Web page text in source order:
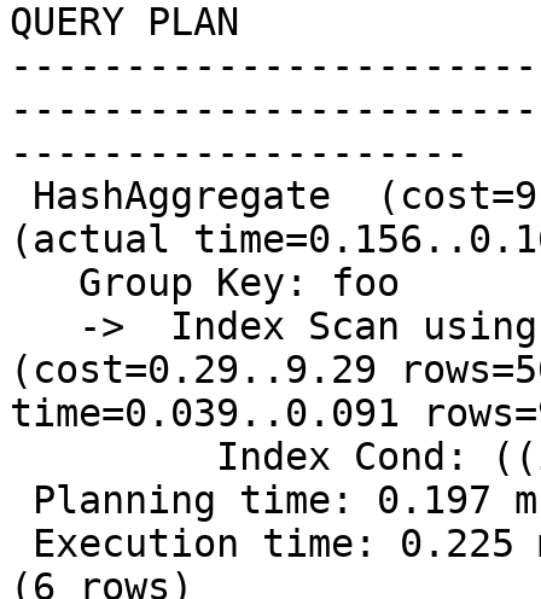
QUERY PLAN
--------------------
(actual
(cost=0.29..9.29
time=0.039..0.091
(6 rows)